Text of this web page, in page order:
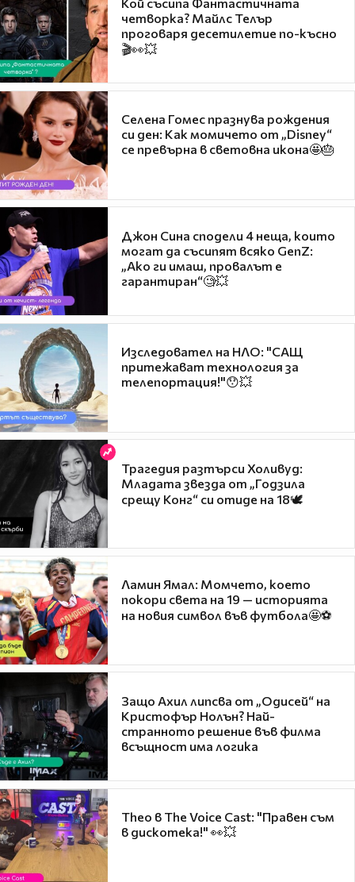
четворка? Майлс Телър
проговаря десетилетие по-късно
🎬👀💥
Селена Гомес празнува рождения
си ден: Как момичето от „Disney“
се превърна в световна икона🤩🎂
Джон Сина сподели 4 неща, които
могат да съсипят всяко GenZ:
„Ако ги имаш, провалът е
гарантиран“🧐💥
Изследовател на НЛО: "САЩ
притежават технология за
телепортация!"😯💥
Трагедия разтърси Холивуд:
Младата звезда от „Годзила
срещу Конг“ си отиде на 18🕊️
Ламин Ямал: Момчето, което
покори света на 19 — историята
на новия символ във футбола🤩⚽
Защо Ахил липсва от „Одисей“ на
Кристофър Нолън? Най-
странното решение във филма
всъщност има логика
Theo в The Voice Cast: "Правен съм
в дискотека!" 👀💥